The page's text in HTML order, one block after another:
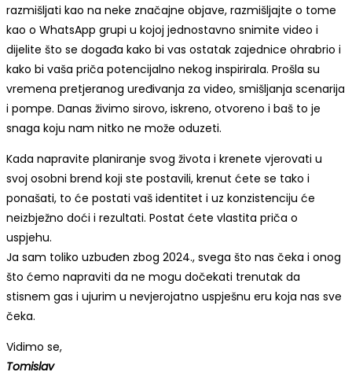
razmišljati kao na neke značajne objave, razmišljajte o tome
kao o WhatsApp grupi u kojoj jednostavno snimite video i
dijelite što se događa kako bi vas ostatak zajednice ohrabrio i
kako bi vaša priča potencijalno nekog inspirirala. Prošla su
vremena pretjeranog uređivanja za video, smišljanja scenarija
i pompe. Danas živimo sirovo, iskreno, otvoreno i baš to je
snaga koju nam nitko ne može oduzeti.
Kada napravite planiranje svog života i krenete vjerovati u
svoj osobni brend koji ste postavili, krenut ćete se tako i
ponašati, to će postati vaš identitet i uz konzistenciju će
neizbježno doći i rezultati. Postat ćete vlastita priča o
uspjehu.
Ja sam toliko uzbuđen zbog 2024., svega što nas čeka i onog
što ćemo napraviti da ne mogu dočekati trenutak da
stisnem gas i ujurim u nevjerojatno uspješnu eru koja nas sve
čeka.
Vidimo se,
Tomislav